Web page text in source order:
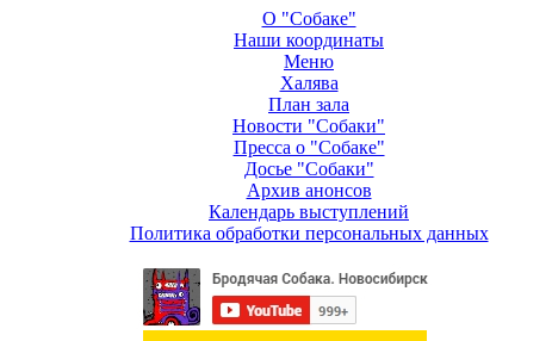
О "Собаке"
Наши координаты
Меню
Халява
План зала
Новости "Собаки"
Пресса о "Собаке"
Досье "Собаки"
Архив анонсов
Календарь выступлений
Политика обработки персональных данных